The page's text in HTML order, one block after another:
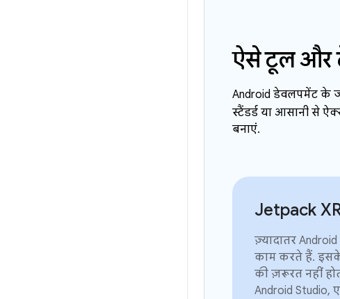
ऐसे टूल और
Android डेवलपमेंट के
स्टैंडर्ड या आसानी से
बनाएं.
Jetpack
ज़्यादातर
काम करते हैं.
की ज़रूरत नहीं
Android Studio,